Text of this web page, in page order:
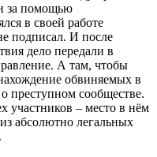
за помощью
в своей работе
подписал. И после
дело передали в
А там, чтобы
обвиняемых в
сообществе.
участников – место в нём
абсолютно легальных